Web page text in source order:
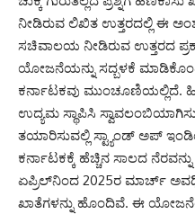
ನೀಡಿರುವ ಲಿಖಿತ ಉತ್ತರದಲ್ಲಿ ಈ
ಸಚಿವಾಲಯ ನೀಡಿರುವ ಉತ್ತರದ
ಯೋಜನೆಯನ್ನು ಸದ್ಬಳಕೆ
ಕರ್ನಾಟಕವು ಮುಂಚೂಣಿಯಲ್ಲಿದೆ.
ಉದ್ಯಮ ಸ್ಥಾಪಿಸಿ
ತಯಾರಿಸುವಲ್ಲಿ ಸ್ಟ್ಯಾಂಡ್‌ ಅಪ್‌
ಕರ್ನಾಟಕಕ್ಕೆ ಹೆಚ್ಚಿನ ಸಾಲದ
ಏಪ್ರಿಲ್‌ನಿಂದ 2025ರ ಮಾರ್ಚ್‌
ಖಾತೆಗಳನ್ನು ಹೊಂದಿವೆ. ಈ